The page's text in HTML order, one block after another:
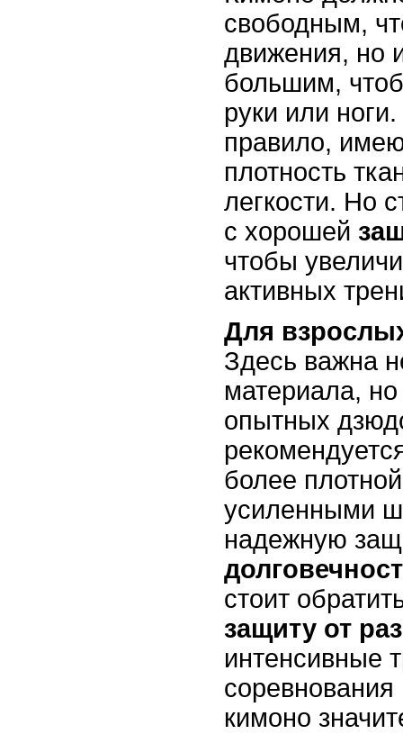
свободным,
движения, но
большим,
руки или
правило,
плотность
легкости. Но
с хорошей
чтобы
активных
Для
Здесь важна
материала,
опытных
более
усиленными
надежную
стоит
защиту от
интенсивные
соревнования
кимоно